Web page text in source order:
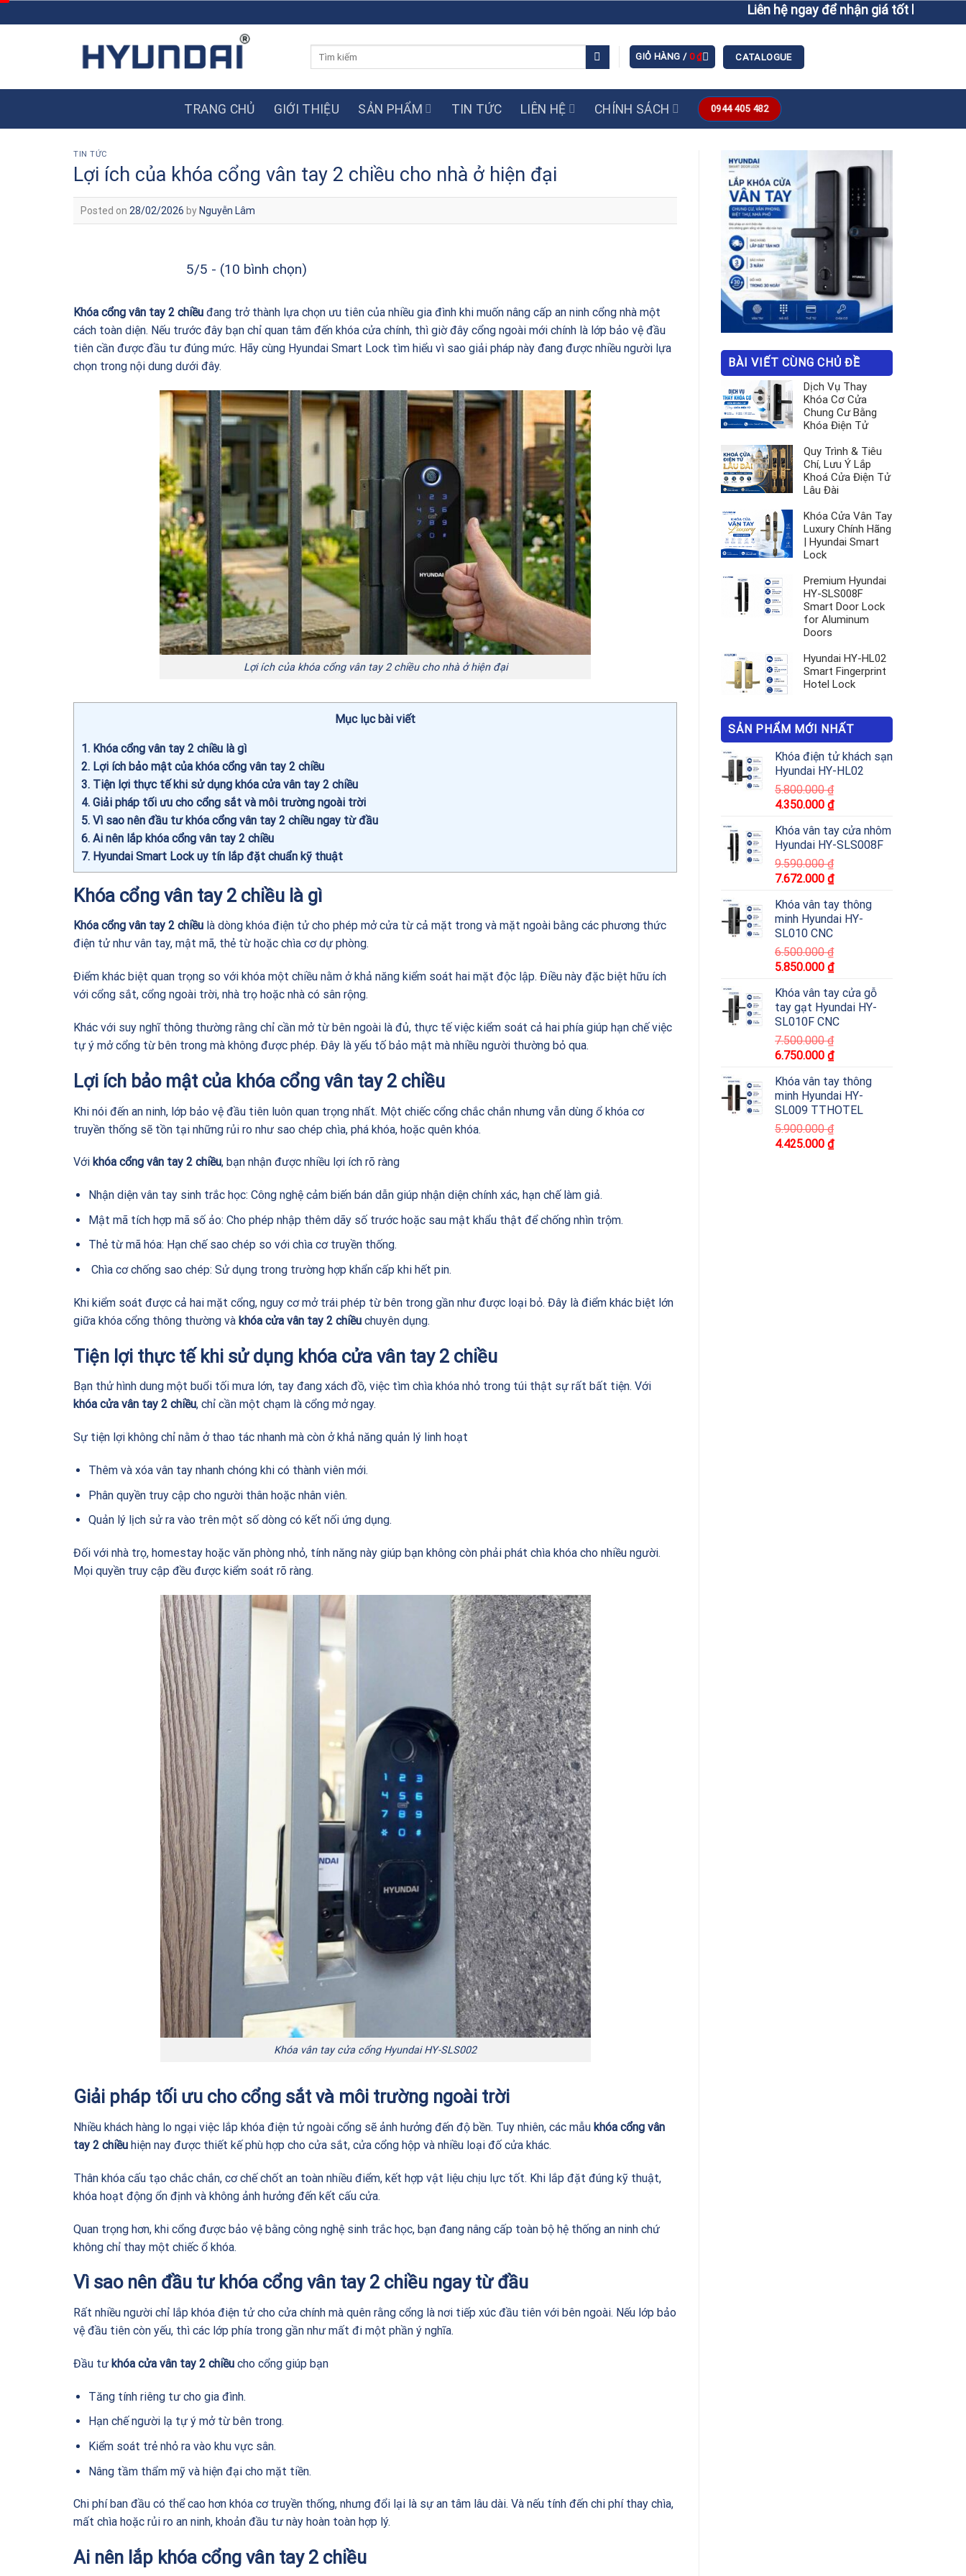
to
Liên hệ ngay để nhận giá tốt hơn giá niêm yết
GIỎ HÀNG / 0₫ CATALOGUE
TRANG CHỦ GIỚI THIỆU SẢN PHẨM TIN TỨC LIÊN HỆ CHÍNH SÁCH 0944 405 482
TIN TỨC
Lợi ích của khóa cổng vân tay 2 chiều cho nhà ở hiện đại
Posted on 28/02/2026 by Nguyễn Lâm
5/5 - (10 bình chọn)
Khóa cổng vân tay 2 chiều đang trở thành lựa chọn ưu tiên của nhiều gia đình khi muốn nâng cấp an ninh cổng nhà một
cách toàn diện. Nếu trước đây bạn chỉ quan tâm đến khóa cửa chính, thì giờ đây cổng ngoài mới chính là lớp bảo vệ đầu
tiên cần được đầu tư đúng mức. Hãy cùng Hyundai Smart Lock tìm hiểu vì sao giải pháp này đang được nhiều người lựa
chọn trong nội dung dưới đây.
Lợi ích của khóa cổng vân tay 2 chiều cho nhà ở hiện đại
Mục lục bài viết
1 Khóa cổng vân tay 2 chiều là gì
2 Lợi ích bảo mật của khóa cổng vân tay 2 chiều
3 Tiện lợi thực tế khi sử dụng khóa cửa vân tay 2 chiều
4 Giải pháp tối ưu cho cổng sắt và môi trường ngoài trời
5 Vì sao nên đầu tư khóa cổng vân tay 2 chiều ngay từ đầu
6 Ai nên lắp khóa cổng vân tay 2 chiều
7 Hyundai Smart Lock uy tín lắp đặt chuẩn kỹ thuật
Khóa cổng vân tay 2 chiều là gì
Khóa cổng vân tay 2 chiều là dòng khóa điện tử cho phép mở cửa từ cả mặt trong và mặt ngoài bằng các phương thức
điện tử như vân tay, mật mã, thẻ từ hoặc chìa cơ dự phòng.
Điểm khác biệt quan trọng so với khóa một chiều nằm ở khả năng kiểm soát hai mặt độc lập. Điều này đặc biệt hữu ích
với cổng sắt, cổng ngoài trời, nhà trọ hoặc nhà có sân rộng.
Khác với suy nghĩ thông thường rằng chỉ cần mở từ bên ngoài là đủ, thực tế việc kiểm soát cả hai phía giúp hạn chế việc
tự ý mở cổng từ bên trong mà không được phép. Đây là yếu tố bảo mật mà nhiều người thường bỏ qua.
Lợi ích bảo mật của khóa cổng vân tay 2 chiều
Khi nói đến an ninh, lớp bảo vệ đầu tiên luôn quan trọng nhất. Một chiếc cổng chắc chắn nhưng vẫn dùng ổ khóa cơ
truyền thống sẽ tồn tại những rủi ro như sao chép chìa, phá khóa, hoặc quên khóa.
Với khóa cổng vân tay 2 chiều, bạn nhận được nhiều lợi ích rõ ràng
Nhận diện vân tay sinh trắc học: Công nghệ cảm biến bán dẫn giúp nhận diện chính xác, hạn chế làm giả.
Mật mã tích hợp mã số ảo: Cho phép nhập thêm dãy số trước hoặc sau mật khẩu thật để chống nhìn trộm.
Thẻ từ mã hóa: Hạn chế sao chép so với chìa cơ truyền thống.
Chìa cơ chống sao chép: Sử dụng trong trường hợp khẩn cấp khi hết pin.
Khi kiểm soát được cả hai mặt cổng, nguy cơ mở trái phép từ bên trong gần như được loại bỏ. Đây là điểm khác biệt lớn
giữa khóa cổng thông thường và khóa cửa vân tay 2 chiều chuyên dụng.
Tiện lợi thực tế khi sử dụng khóa cửa vân tay 2 chiều
Bạn thử hình dung một buổi tối mưa lớn, tay đang xách đồ, việc tìm chìa khóa nhỏ trong túi thật sự rất bất tiện. Với
khóa cửa vân tay 2 chiều, chỉ cần một chạm là cổng mở ngay.
Sự tiện lợi không chỉ nằm ở thao tác nhanh mà còn ở khả năng quản lý linh hoạt
Thêm và xóa vân tay nhanh chóng khi có thành viên mới.
Phân quyền truy cập cho người thân hoặc nhân viên.
Quản lý lịch sử ra vào trên một số dòng có kết nối ứng dụng.
Đối với nhà trọ, homestay hoặc văn phòng nhỏ, tính năng này giúp bạn không còn phải phát chìa khóa cho nhiều người.
Mọi quyền truy cập đều được kiểm soát rõ ràng.
Khóa vân tay cửa cổng Hyundai HY-SLS002
Giải pháp tối ưu cho cổng sắt và môi trường ngoài trời
Nhiều khách hàng lo ngại việc lắp khóa điện tử ngoài cổng sẽ ảnh hưởng đến độ bền. Tuy nhiên, các mẫu khóa cổng vân
tay 2 chiều hiện nay được thiết kế phù hợp cho cửa sắt, cửa cổng hộp và nhiều loại đố cửa khác.
Thân khóa cấu tạo chắc chắn, cơ chế chốt an toàn nhiều điểm, kết hợp vật liệu chịu lực tốt. Khi lắp đặt đúng kỹ thuật,
khóa hoạt động ổn định và không ảnh hưởng đến kết cấu cửa.
Quan trọng hơn, khi cổng được bảo vệ bằng công nghệ sinh trắc học, bạn đang nâng cấp toàn bộ hệ thống an ninh chứ
không chỉ thay một chiếc ổ khóa.
Vì sao nên đầu tư khóa cổng vân tay 2 chiều ngay từ đầu
Rất nhiều người chỉ lắp khóa điện tử cho cửa chính mà quên rằng cổng là nơi tiếp xúc đầu tiên với bên ngoài. Nếu lớp bảo
vệ đầu tiên còn yếu, thì các lớp phía trong gần như mất đi một phần ý nghĩa.
Đầu tư khóa cửa vân tay 2 chiều cho cổng giúp bạn
Tăng tính riêng tư cho gia đình.
Hạn chế người lạ tự ý mở từ bên trong.
Kiểm soát trẻ nhỏ ra vào khu vực sân.
Nâng tầm thẩm mỹ và hiện đại cho mặt tiền.
Chi phí ban đầu có thể cao hơn khóa cơ truyền thống, nhưng đổi lại là sự an tâm lâu dài. Và nếu tính đến chi phí thay chìa,
mất chìa hoặc rủi ro an ninh, khoản đầu tư này hoàn toàn hợp lý.
Ai nên lắp khóa cổng vân tay 2 chiều
BÀI VIẾT CÙNG CHỦ ĐỀ
Dịch Vụ Thay
Khóa Cơ Cửa
Chung Cư Bằng
Khóa Điện Tử
Quy Trình & Tiêu
Chí, Lưu Ý Lắp
Khoá Cửa Điện Tử
Lâu Đài
Khóa Cửa Vân Tay
Luxury Chính Hãng
| Hyundai Smart
Lock
Premium Hyundai
HY-SLS008F
Smart Door Lock
for Aluminum
Doors
Hyundai HY-HL02
Smart Fingerprint
Hotel Lock
SẢN PHẨM MỚI NHẤT
Khóa điện tử khách sạn
Hyundai HY-HL02
5.800.000₫
4.350.000 ₫
Khóa vân tay cửa nhôm
Hyundai HY-SLS008F
9.590.000₫
7.672.000 ₫
Khóa vân tay thông
minh Hyundai HY-
SL010 CNC
6.500.000₫
5.850.000 ₫
Khóa vân tay cửa gỗ
tay gạt Hyundai HY-
SL010F CNC
7.500.000₫
6.750.000 ₫
Khóa vân tay thông
minh Hyundai HY-
SL009 TTHOTEL
5.900.000₫
4.425.000 ₫